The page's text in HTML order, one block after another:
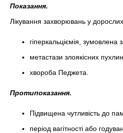
Показання.
Лікування захворювань у
гіперкальціємія,
метастази злоякісних
хвороба Педжета.
Протипоказання.
Підвищена чутливість до
період вагітності або